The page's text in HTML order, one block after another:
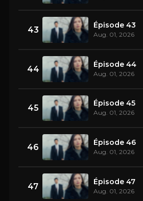
43 Épisode 43
Aug. 01, 2026
44 Épisode 44
Aug. 01, 2026
45 Épisode 45
Aug. 01, 2026
46 Épisode 46
Aug. 01, 2026
47 Épisode 47
Aug. 01, 2026